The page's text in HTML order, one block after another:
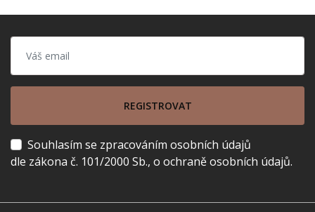
REGISTROVAT
Souhlasím se zpracováním osobních údajů
dle zákona č. 101/2000 Sb., o ochraně osobních údajů.